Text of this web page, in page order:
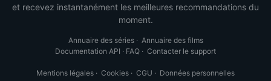
et recevez instantanément les meilleures recommandations du
moment.
Annuaire des séries· Annuaire des films
Documentation API · FAQ · Contacter le support
Mentions légales · Cookies · CGU · Données personnelles